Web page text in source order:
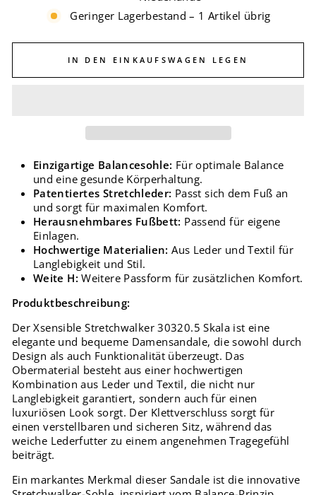
Geringer Lagerbestand – 1 Artikel übrig
IN DEN EINKAUFSWAGEN LEGEN
Einzigartige Balancesohle: Für optimale Balance
und eine gesunde Körperhaltung.
Patentiertes Stretchleder: Passt sich dem Fuß an
und sorgt für maximalen Komfort.
Herausnehmbares Fußbett: Passend für eigene
Einlagen.
Hochwertige Materialien: Aus Leder und Textil für
Langlebigkeit und Stil.
Weite H: Weitere Passform für zusätzlichen Komfort.
Produktbeschreibung:
Der Xsensible Stretchwalker 30320.5 Skala ist eine
elegante und bequeme Damensandale, die sowohl durch
Design als auch Funktionalität überzeugt. Das
Obermaterial besteht aus einer hochwertigen
Kombination aus Leder und Textil, die nicht nur
Langlebigkeit garantiert, sondern auch für einen
luxuriösen Look sorgt. Der Klettverschluss sorgt für
einen verstellbaren und sicheren Sitz, während das
weiche Lederfutter zu einem angenehmen Tragegefühl
beiträgt.
Ein markantes Merkmal dieser Sandale ist die innovative